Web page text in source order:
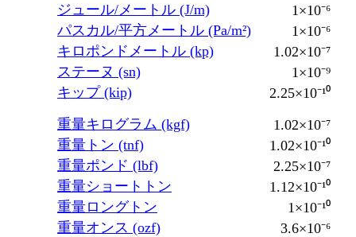
ジュール/メートル (J/m)
1×10⁻⁶
パスカル/平方メートル (Pa/m²)
1×10⁻⁶
キロポンドメートル (kp)
1.02×10⁻⁷
ステーヌ (sn)
1×10⁻⁹
キップ (kip)
2.25×10⁻¹⁰
重量キログラム (kgf)
1.02×10⁻⁷
重量トン (tnf)
1.02×10⁻¹⁰
重量ポンド (lbf)
2.25×10⁻⁷
重量ショートトン
1.12×10⁻¹⁰
重量ロングトン
1×10⁻¹⁰
重量オンス (ozf)
3.6×10⁻⁶